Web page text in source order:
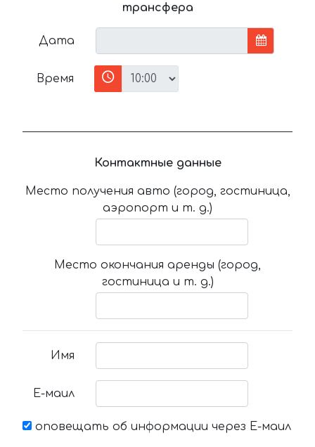
трансфера
Дата
Время
Контактные данные
Место получения авто (город, гостиница,
аэропорт и т. д.)
Место окончания аренды (город,
гостиница и т. д.)
Имя
Е-маил
оповещать об информации через Е-маил